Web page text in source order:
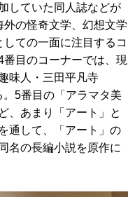
していた同人誌などが
の怪奇文学、幻想文学
ての一面に注目するコ
目のコーナーでは、現
味人・三田平凡寺
5番目の「アラマタ美
、あまり「アート」と
通して、「アート」の
名の長編小説を原作に